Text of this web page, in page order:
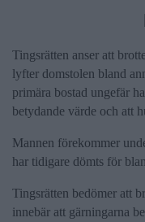
Tingsrätten anser att
lyfter domstolen bland
primära bostad ungefär
betydande värde och att
Mannen förekommer
har tidigare dömts för
Tingsrätten bedömer att
innebär att gärningarna